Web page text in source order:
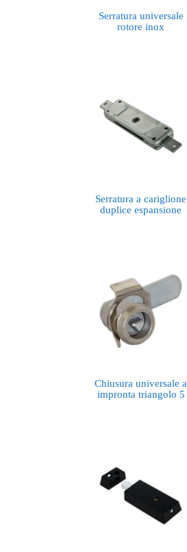
Serratura universale
rotore inox
Serratura a cariglione
duplice espansione
Chiusura universale a
impronta triangolo 5